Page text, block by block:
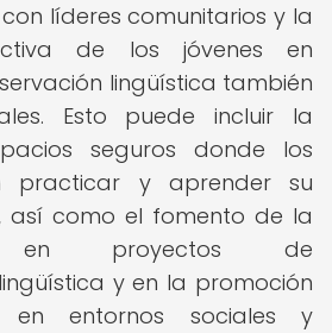
líderes comunitarios y la
de los jóvenes en
lingüística también
Esto puede incluir la
seguros donde los
practicar y aprender su
así como el fomento de la
en proyectos de
y en la promoción
entornos sociales y